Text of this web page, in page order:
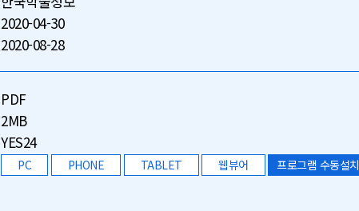
2020-04-30
2020-08-28
PDF
2MB
YES24
PC PHONE TABLET 웹뷰어 프로그램 수동설치